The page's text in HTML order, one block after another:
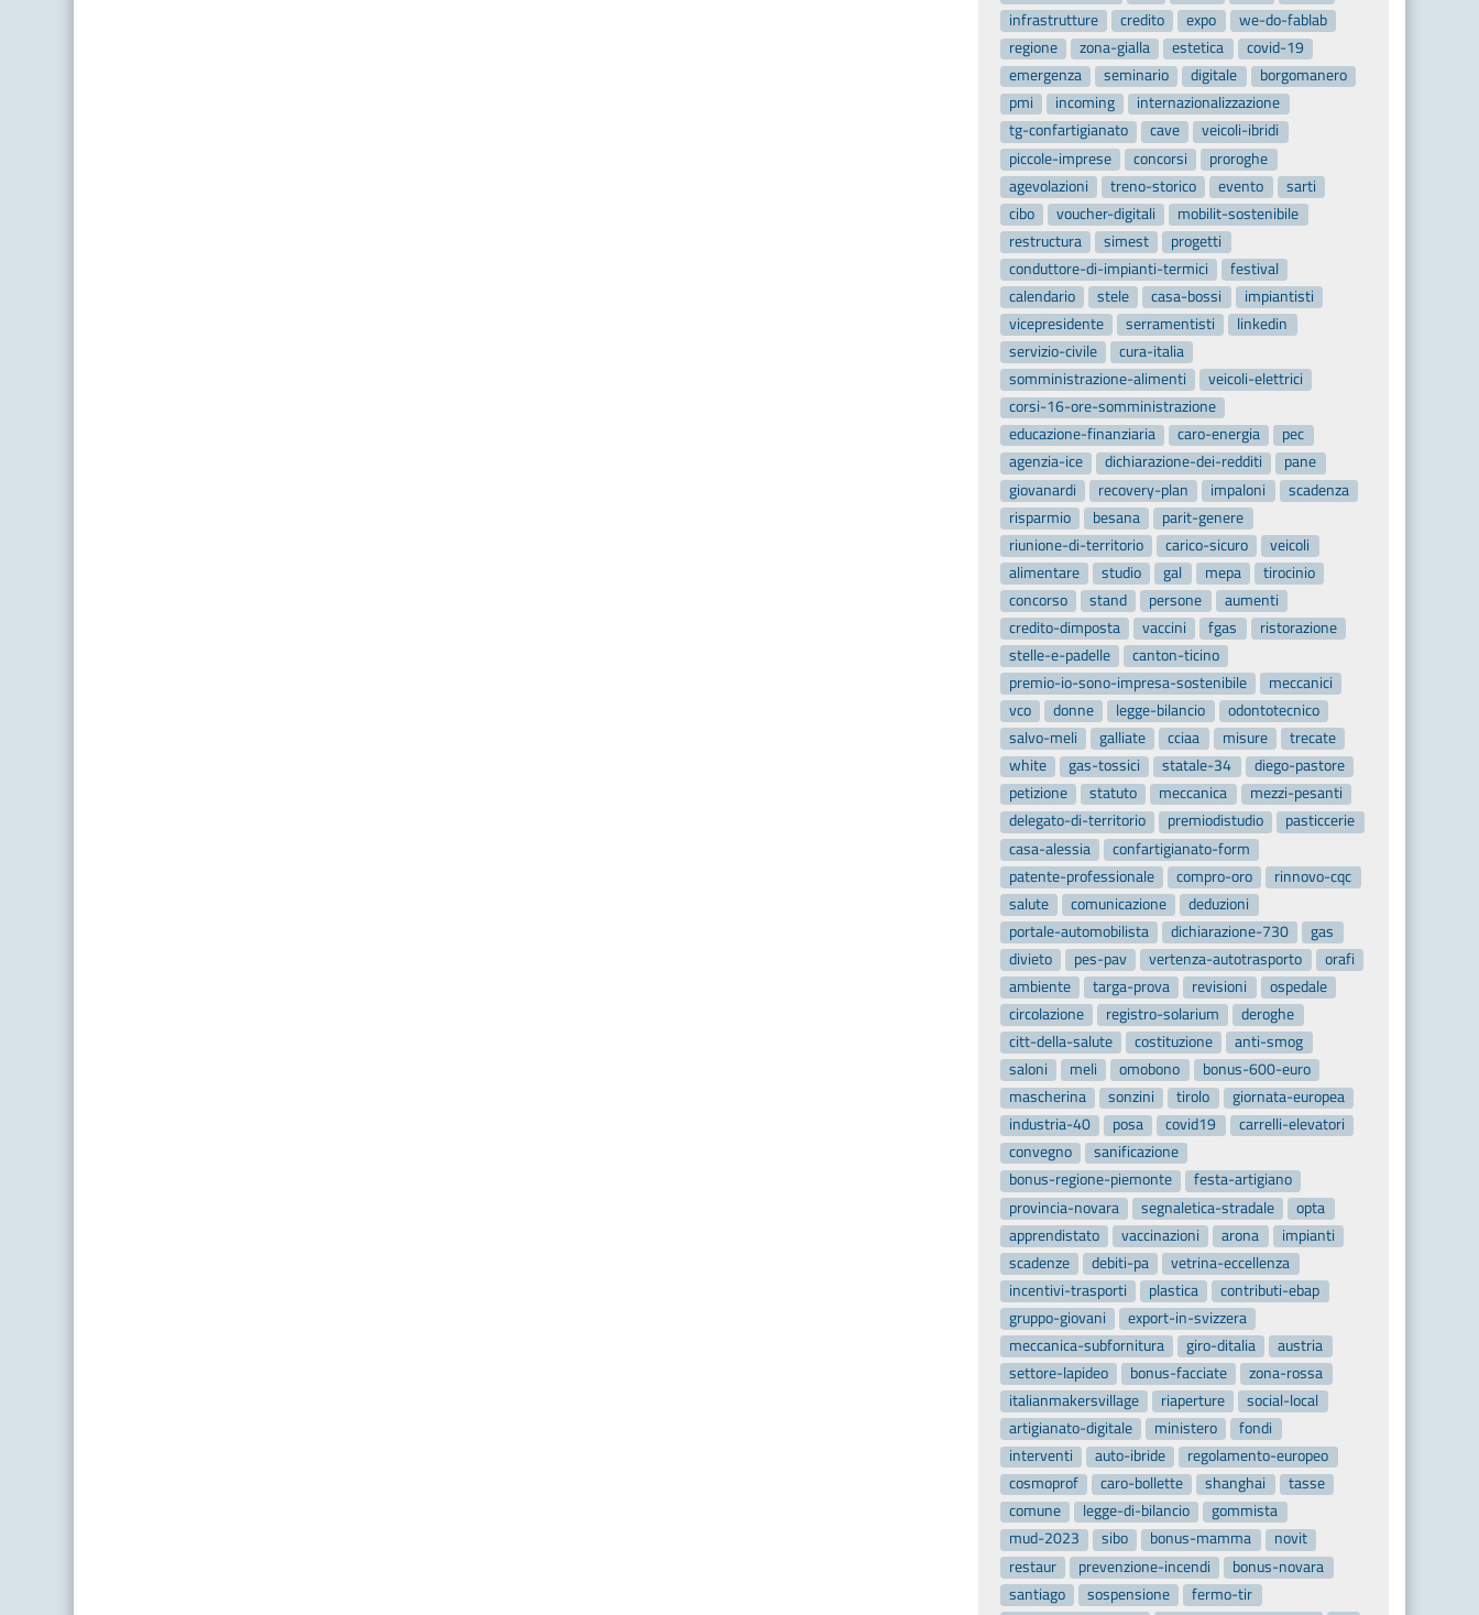
infrastrutture
credito expo
we-do-fablab
regione
zona-gialla estetica
covid-19
emergenza
seminario digitale
borgomanero
pmi
incoming
internazionalizzazione
tg-confartigianato
cave
veicoli-ibridi
piccole-imprese
concorsi
proroghe
agevolazioni
treno-storico evento
sarti
cibo
voucher-digitali
mobilit-sostenibile
restructura
simest
progetti
conduttore-di-impianti-termici
festival
calendario
stele casa-bossi
impiantisti
vicepresidente
serramentisti
linkedin
servizio-civile
cura-italia
somministrazione-alimenti
veicoli-elettrici
corsi-16-ore-somministrazione
educazione-finanziaria
caro-energia
pec
agenzia-ice
dichiarazione-dei-redditi
pane
giovanardi
recovery-plan impaloni
scadenza
risparmio
besana
parit-genere
riunione-di-territorio
carico-sicuro
veicoli
alimentare
studio gal mepa
tirocinio
concorso
stand persone
aumenti
credito-dimposta
vaccini fgas
ristorazione
stelle-e-padelle
canton-ticino
premio-io-sono-impresa-sostenibile
meccanici
vco
donne legge-bilancio
odontotecnico
salvo-meli
galliate cciaa misure
trecate
white
gas-tossici statale-34
diego-pastore
petizione
statuto meccanica
mezzi-pesanti
delegato-di-territorio
premiodistudio
pasticcerie
casa-alessia
confartigianato-form
patente-professionale
compro-oro
rinnovo-cqc
salute
comunicazione
deduzioni
portale-automobilista
dichiarazione-730
gas
divieto
pes-pav vertenza-autotrasporto
orafi
ambiente
targa-prova revisioni
ospedale
circolazione
registro-solarium
deroghe
citt-della-salute
costituzione
anti-smog
saloni
meli omobono
bonus-600-euro
mascherina
sonzini tirolo
giornata-europea
industria-40
posa covid19
carrelli-elevatori
convegno
sanificazione
bonus-regione-piemonte
festa-artigiano
provincia-novara
segnaletica-stradale
opta
apprendistato
vaccinazioni arona
impianti
scadenze
debiti-pa
vetrina-eccellenza
incentivi-trasporti
plastica
contributi-ebap
gruppo-giovani
export-in-svizzera
meccanica-subfornitura
giro-ditalia
austria
settore-lapideo
bonus-facciate
zona-rossa
italianmakersvillage
riaperture
social-local
artigianato-digitale
ministero
fondi
interventi
auto-ibride
regolamento-europeo
cosmoprof
caro-bollette shanghai
tasse
comune
legge-di-bilancio
gommista
mud-2023
sibo bonus-mamma
novit
restaur
prevenzione-incendi
bonus-novara
santiago
sospensione
fermo-tir